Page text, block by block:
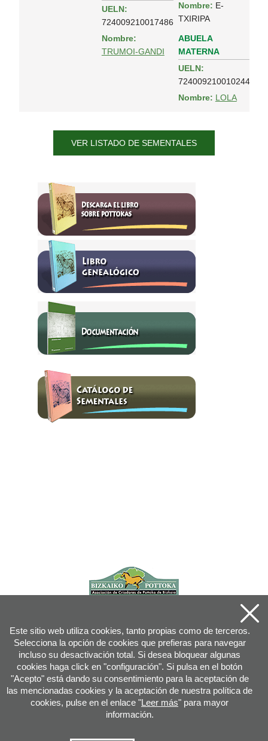
UELN:
724009210017486
Nombre:
TRUMOI-GANDI
Nombre: E-
TXIRIPA
ABUELA
MATERNA
UELN:
724009210010244
Nombre: LOLA
VER LISTADO DE SEMENTALES
info@pottoka.info
Este sitio web utiliza cookies, tanto propias como de terceros.
Selecciona la opción de cookies que prefieras para navegar
incluso su desactivación total. Si desea bloquear algunas
cookies haga click en "configuración". Si pulsa en el botón
"Acepto" está dando su consentimiento para la aceptación de
las mencionadas cookies y la aceptación de nuestra política de
cookies, pulse en el enlace "Leer más" para mayor
información.